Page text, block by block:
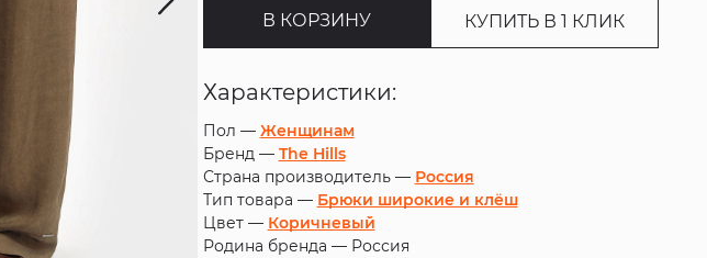
В КОРЗИНУ КУПИТЬ В 1 КЛИК
Характеристики:
Пол — Женщинам
Бренд — The Hills
Страна производитель — Россия
Тип товара — Брюки широкие и клёш
Цвет — Коричневый
Родина бренда — Россия